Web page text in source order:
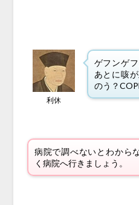
利休
ゲフンゲ
あとに咳
のう？
病院で調べないとわから
く病院へ行きましょう。